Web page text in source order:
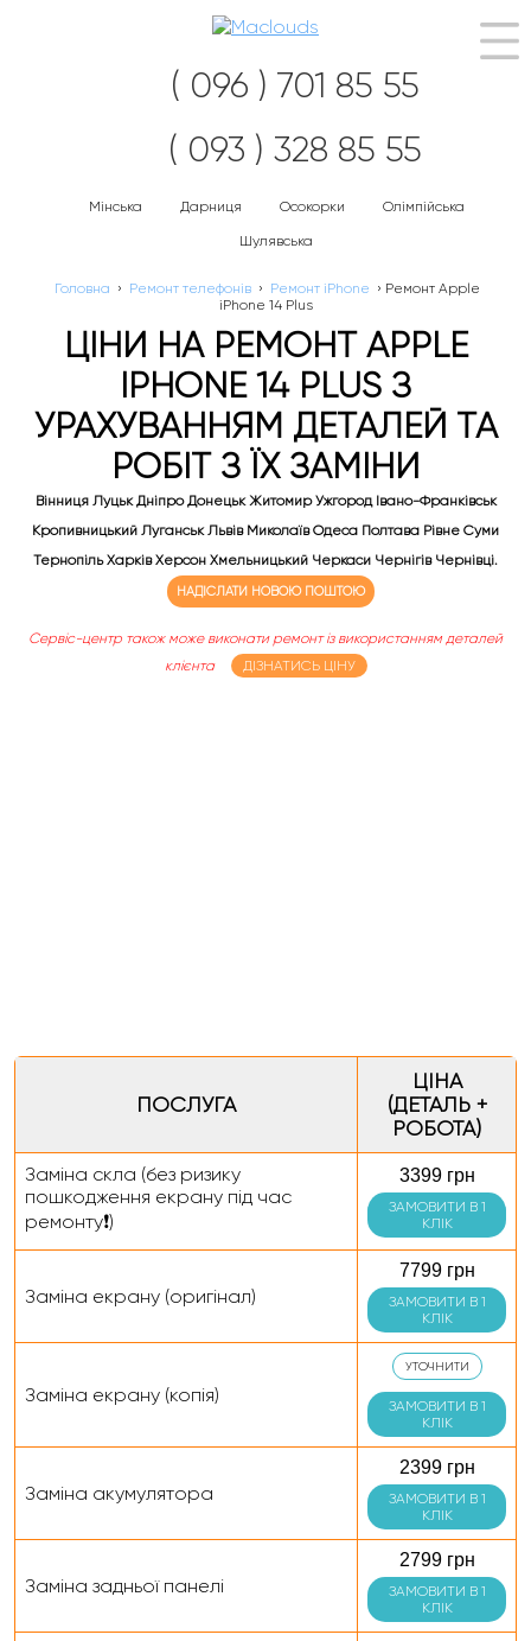
( 096 ) 701 85 55
( 093 ) 328 85 55
Мінська Дарниця Осокорки Олімпійська
Шулявська
Головна › Ремонт телефонів › Ремонт iPhone › Ремонт Apple
iPhone 14 Plus
ЦІНИ НА РЕМОНТ APPLE
IPHONE 14 PLUS З
УРАХУВАННЯМ ДЕТАЛЕЙ ТА
РОБІТ З ЇХ ЗАМІНИ
Вінниця Луцьк Дніпро Донецьк Житомир Ужгород Івано-Франківськ
Кропивницький Луганськ Львів Миколаїв Одеса Полтава Рівне Суми
Тернопіль Харків Херсон Хмельницький Черкаси Чернігів Чернівці.
НАДІСЛАТИ НОВОЮ ПОШТОЮ
Сервіс-центр також може виконати ремонт із використанням деталей
клієнта
ДІЗНАТИСЬ ЦІНУ
ПОСЛУГА
ЦІНА
(ДЕТАЛЬ +
РОБОТА)
Заміна скла (без ризику
пошкодження екрану під час
ремонту❗)
3399 грн
ЗАМОВИТИ В 1
КЛІК
Заміна екрану (оригінал)
7799 грн
ЗАМОВИТИ В 1
КЛІК
Заміна екрану (копія)
УТОЧНИТИ
ЗАМОВИТИ В 1
КЛІК
Заміна акумулятора
2399 грн
ЗАМОВИТИ В 1
КЛІК
Заміна задньої панелі
2799 грн
ЗАМОВИТИ В 1
КЛІК